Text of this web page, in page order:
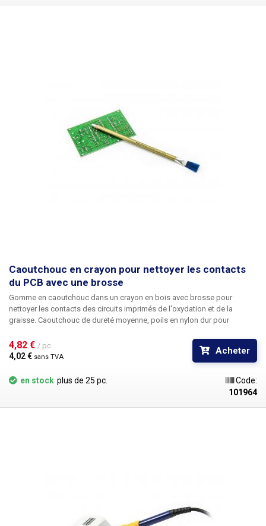
pièces par paquet : 100 (± 5%) Longueur : ~75mm
Caoutchouc en crayon pour nettoyer les contacts
du PCB avec une brosse
Gomme en caoutchouc dans un crayon en bois avec brosse pour
nettoyer les contacts des circuits imprimés de l'oxydation et de la
graisse. Caoutchouc de dureté moyenne, poils en nylon dur pour
machine à râper conventionnelle. Convient également comme gomme à
crayon classique.
4,82 € / pc.
4,02 € sans TVA
Acheter
en stock plus de 25 pc.
Code:
101964